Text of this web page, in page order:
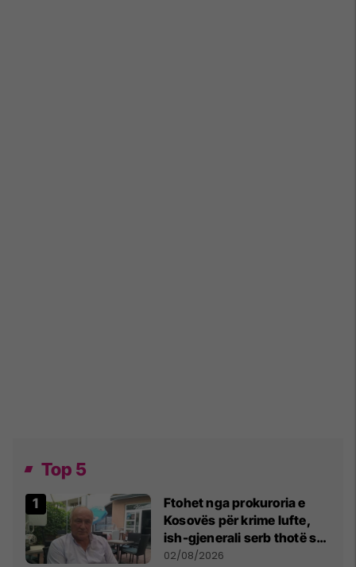
Top 5
Ftohet nga prokuroria e
Kosovës për krime lufte,
ish-gjenerali serb thotë se
dikush e tradhtoi në
02/08/2026